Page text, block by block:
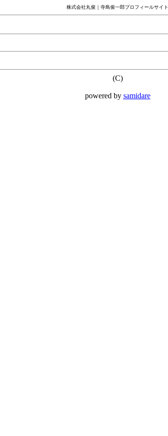
株式会社丸俊｜寺島俊一郎プロフィールサイト
(C)
powered by samidare